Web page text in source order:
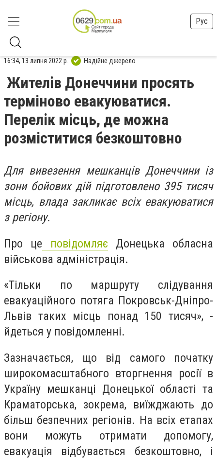
Рус
16:34, 13 липня 2022 р. Надійне джерело
Жителів Донеччини просять
терміново евакуюватися.
Перелік місць, де можна
розміститися безкоштовно
Для вивезення мешканців Донеччини із
зони бойових дій підготовлено 395 тисяч
місць, влада закликає всіх евакуюватися
з регіону.
Про це повідомляє Донецька обласна
військова адміністрація.
«Тільки по маршруту слідування
евакуаційного потяга Покровськ-Дніпро-
Львів таких місць понад 150 тисяч», -
йдеться у повідомленні.
Зазначається, що від самого початку
широкомасштабного вторгнення росії в
Україну мешканці Донецької області та
Краматорська, зокрема, виїжджають до
більш безпечних регіонів. На всіх етапах
вони можуть отримати допомогу,
евакуація відбувається безкоштовно, і